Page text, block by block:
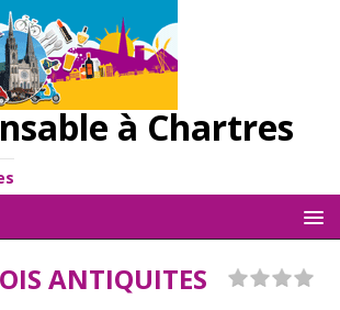
à Chartres
ANTIQUITES